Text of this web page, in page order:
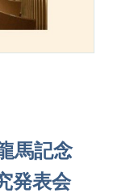
馬記念
発表会